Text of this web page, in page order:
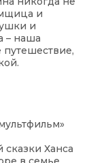
и
и
– наша
путешествие,
сказки Ханса